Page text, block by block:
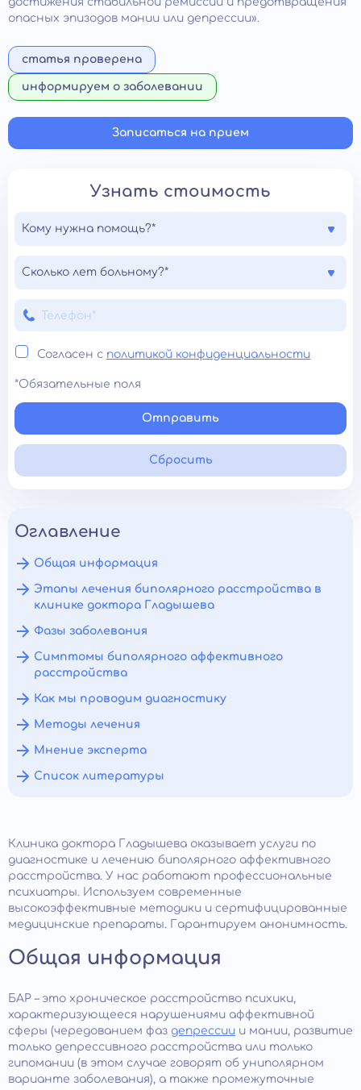
опасных эпизодов мании или депрессии».
статья проверена
информируем о заболевании
Записаться на прием
Узнать стоимость
Кому нужна помощь?*
Сколько лет больному?*
Согласен с политикой конфиденциальности
*Обязательные поля
Отправить
Сбросить
Оглавление
Общая информация
Этапы лечения биполярного расстройства в
клинике доктора Гладышева
Фазы заболевания
Симптомы биполярного аффективного
расстройства
Как мы проводим диагностику
Методы лечения
Мнение эксперта
Список литературы
Клиника доктора Гладышева оказывает услуги по
диагностике и лечению биполярного аффективного
расстройства. У нас работают профессиональные
психиатры. Используем современные
высокоэффективные методики и сертифицированные
медицинские препараты. Гарантируем анонимность.
Общая информация
БАР – это хроническое расстройство психики,
характеризующееся нарушениями аффективной
сферы (чередованием фаз депрессии и мании, развитие
только депрессивного расстройства или только
гипомании (в этом случае говорят об униполярном
варианте заболевания), а также промежуточные